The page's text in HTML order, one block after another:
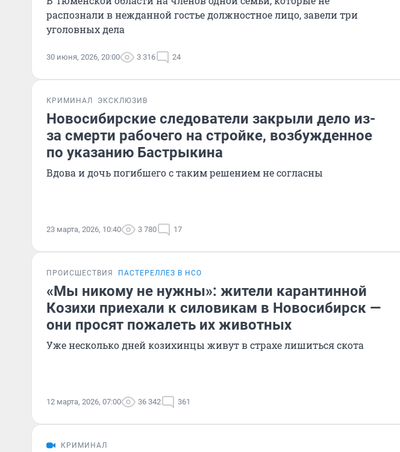
распознали в нежданной гостье должностное лицо, завели три
уголовных дела
30 июня, 2026, 20:00 3 316 24
КРИМИНАЛ ЭКСКЛЮЗИВ
Новосибирские следователи закрыли дело из-
за смерти рабочего на стройке, возбужденное
по указанию Бастрыкина
Вдова и дочь погибшего с таким решением не согласны
23 марта, 2026, 10:40 3 780 17
ПРОИСШЕСТВИЯ ПАСТЕРЕЛЛЕЗ В НСО
«Мы никому не нужны»: жители карантинной
Козихи приехали к силовикам в Новосибирск —
они просят пожалеть их животных
Уже несколько дней козихинцы живут в страхе лишиться скота
12 марта, 2026, 07:00 36 342 361
КРИМИНАЛ